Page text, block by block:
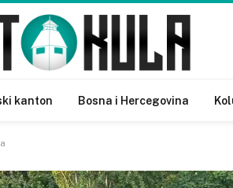
kanton Bosna i Hercegovina